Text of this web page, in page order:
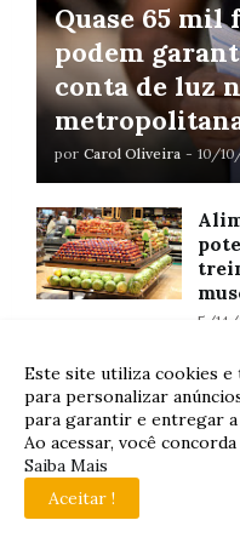
Quase 65
podem
conta de luz
por Carol Oliveira - 10/
5/14/
5/19/
Este site utiliza cookies
para personalizar
para garantir e entregar
Ao acessar, você
Saiba Mais
Aceitar !